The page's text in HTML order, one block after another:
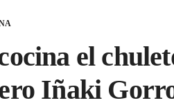
el
Iñaki